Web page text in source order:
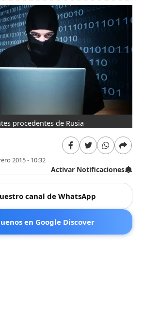
procedentes de Rusia
2015 - 10:32
Activar Notificaciones
canal de WhatsApp
en Google Discover